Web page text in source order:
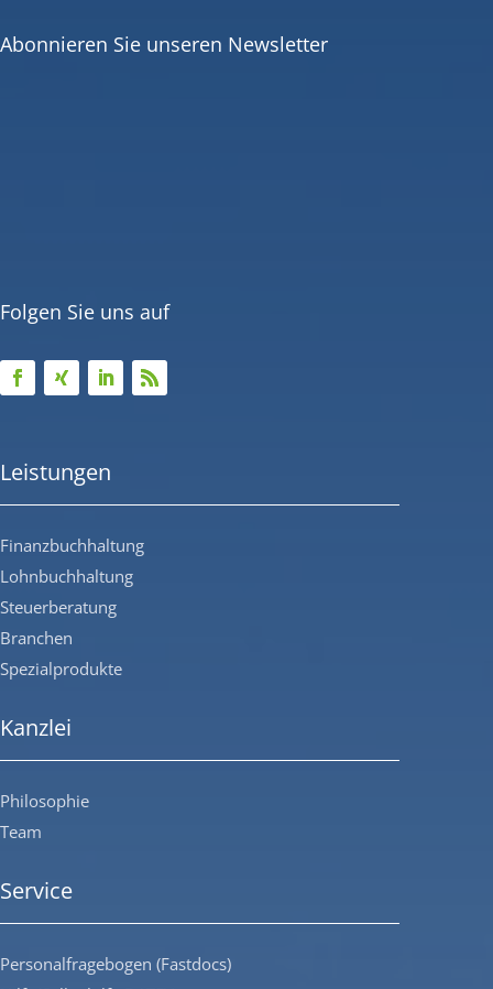
Abonnieren Sie unseren Newsletter
Folgen Sie uns auf
Leistungen
Finanzbuchhaltung
Lohnbuchhaltung
Steuerberatung
Branchen
Spezialprodukte
Kanzlei
Philosophie
Team
Service
Personalfragebogen (Fastdocs)